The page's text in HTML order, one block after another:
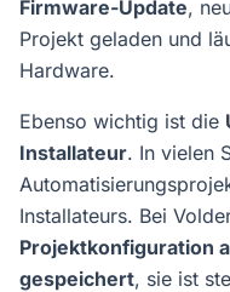
Firmware-Update,
Projekt geladen und
Hardware.
Ebenso wichtig ist die
Installateur. In vielen
Installateurs. Bei
Projektkonfiguration
gespeichert, sie ist